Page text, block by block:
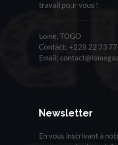
travail pour vous !
Lomé, TOGO
Contact: +228 22 33
Email:
Newsletter
En vous inscrivant à